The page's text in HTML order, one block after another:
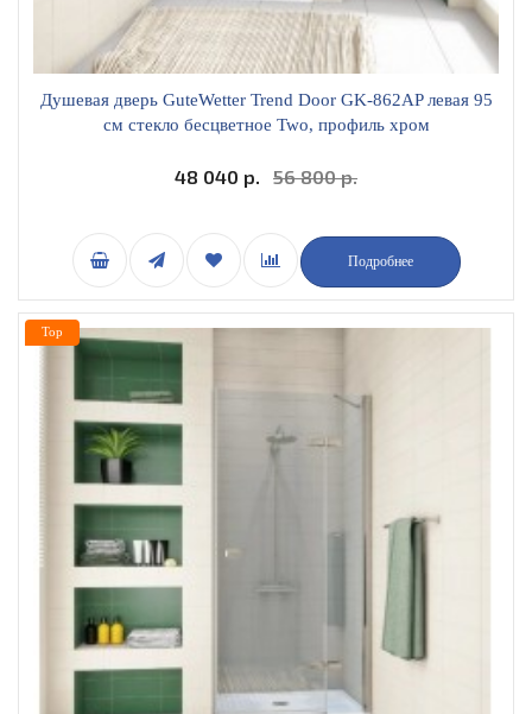
Душевая дверь GuteWetter Trend Door GK-862AP левая 95
см стекло бесцветное Two, профиль хром
48 040 р. 56 800 р.
Подробнее
Top